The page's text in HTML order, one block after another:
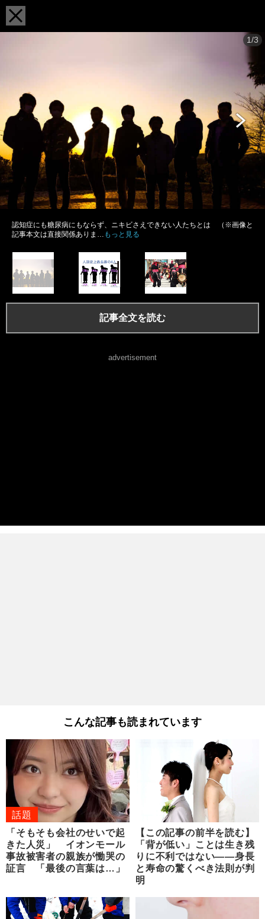
1/3
認知症にも糖尿病にもならず、ニキビさえできない人たちとは （※画像と
記事本文は直接関係ありま…
もっと見る
記事全文を読む
advertisement
こんな記事も読まれています
話題
「そもそも会社のせいで起
きた人災」 イオンモール
事故被害者の親族が慟哭の
証言 「最後の言葉は…」
【この記事の前半を読む】
「背が低い」ことは生き残
りに不利ではない――身長
と寿命の驚くべき法則が判
明